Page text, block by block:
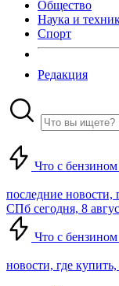
Общество
Наука и
Спорт
Редакция
Что с бензином
последние новости,
СПб сегодня, 8
Что с бензином
новости, где